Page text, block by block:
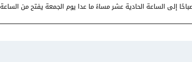
إلى الساعة الحادية عشر مساءً ما عدا يوم الجمعة يفتح من الساعة